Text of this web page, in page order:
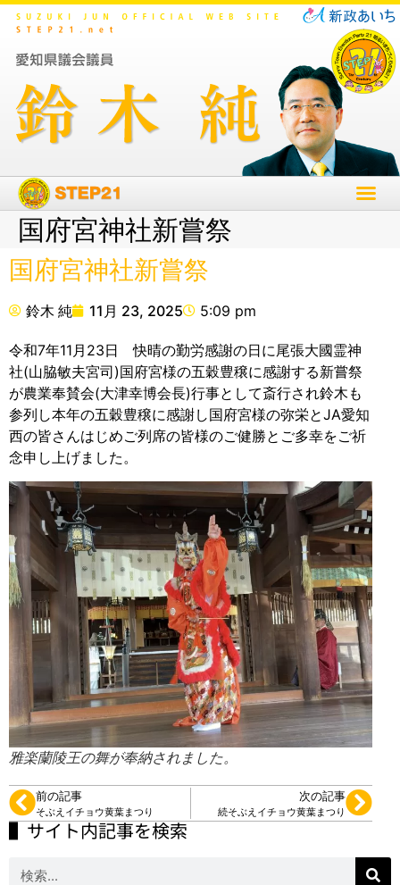
国府宮神社新嘗祭
国府宮神社新嘗祭
鈴木 純 11月 23, 2025 5:09 pm
令和7年11月23日 快晴の勤労感謝の日に尾張大國霊神
社(山脇敏夫宮司)国府宮様の五穀豊穣に感謝する新嘗祭
が農業奉賛会(大津幸博会長)行事として斎行され鈴木も
参列し本年の五穀豊穣に感謝し国府宮様の弥栄とJA愛知
西の皆さんはじめご列席の皆様のご健勝とご多幸をご祈
念申し上げました。
雅楽蘭陵王の舞が奉納されました。
前の記事
そぶえイチョウ黄葉まつり
次の記事
続そぶえイチョウ黄葉まつり
▌サイト内記事を検索